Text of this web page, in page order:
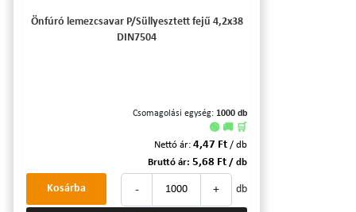
Önfúró lemezcsavar P/Süllyesztett fejű 4,2x38
DIN7504
Csomagolási egység: 1000 db
🟢 🚚 🛒
Nettó ár: 4,47 Ft / db
Bruttó ár: 5,68 Ft / db
- + db
Kosárba